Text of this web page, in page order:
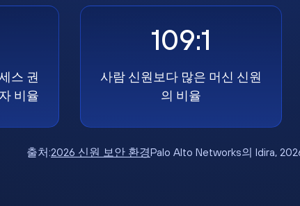
스 권
비율
109:1
사람 신원보다 많은 머신 신원
의 비율
출처:2026 신원 보안 환경Palo Alto Networks의 Idira,